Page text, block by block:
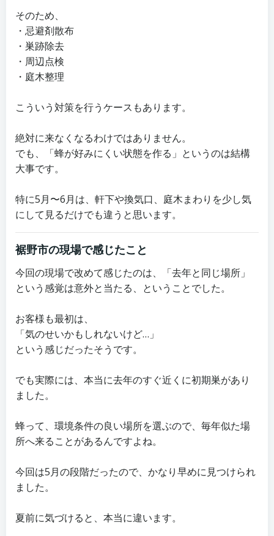
そのため、
・忌避剤散布
・巣跡除去
・周辺点検
・庭木整理
こういう対策を行うケースもあります。
絶対に来なくなるわけではありません。
でも、「蜂が好みにくい状態を作る」というのは結構
大事です。
特に5月〜6月は、軒下や換気口、庭木まわりを少し気
にして見るだけでも違うと思います。
裾野市の現場で感じたこと
今回の現場で改めて感じたのは、「去年と同じ場所」
という感覚は意外と当たる、ということでした。
お客様も最初は、
「気のせいかもしれないけど…」
という感じだったそうです。
でも実際には、本当に去年のすぐ近くに初期巣があり
ました。
蜂って、環境条件の良い場所を選ぶので、毎年似た場
所へ来ることがあるんですよね。
今回は5月の段階だったので、かなり早めに見つけられ
ました。
夏前に気づけると、本当に違います。